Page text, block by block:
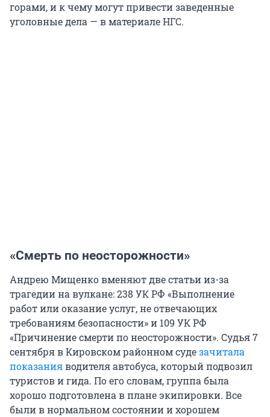
горами, и к чему могут привести заведенные
уголовные дела — в материале НГС.
«Смерть по неосторожности»
Андрею Мищенко вменяют две статьи из-за
трагедии на вулкане: 238 УК РФ «Выполнение
работ или оказание услуг, не отвечающих
требованиям безопасности» и 109 УК РФ
«Причинение смерти по неосторожности». Судья 7
сентября в Кировском районном судезачитала
показанияводителя автобуса, который подвозил
туристов и гида. По его словам, группа была
хорошо подготовлена в плане экипировки. Все
были в нормальном состоянии и хорошем